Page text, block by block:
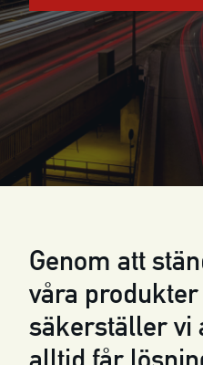
Genom att
våra
säkerställer vi